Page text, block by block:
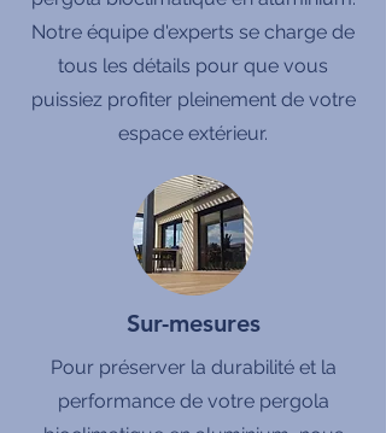
Notre équipe d'experts se charge de
tous les détails pour que vous
puissiez profiter pleinement de votre
espace extérieur.
Sur-mesures
Pour préserver la durabilité et la
performance de votre pergola